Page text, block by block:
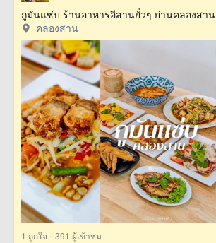
กูมันแซ่บ ร้านอาหารอีสานยั่วๆ ย่านคลองสาน
คลองสาน
1 ถูกใจ · 391 ผู้เข้าชม